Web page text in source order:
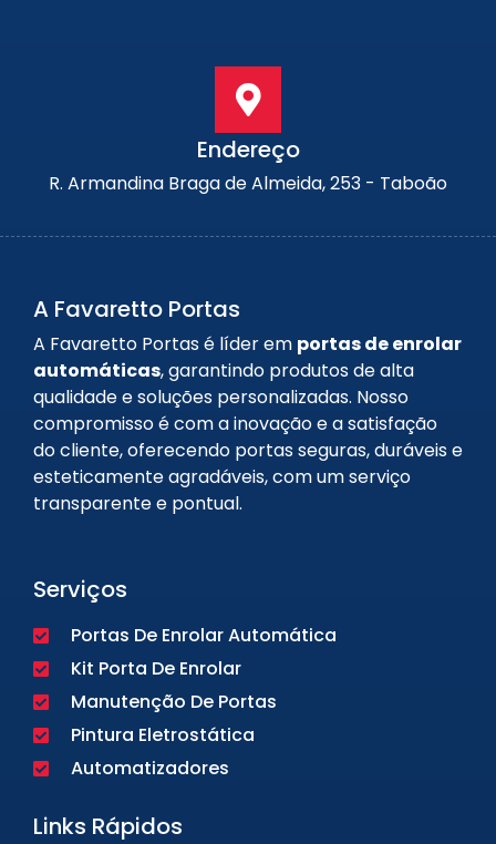
Endereço
R. Armandina Braga de Almeida, 253 - Taboão
A Favaretto Portas
A Favaretto Portas é líder em portas de enrolar
automáticas, garantindo produtos de alta
qualidade e soluções personalizadas. Nosso
compromisso é com a inovação e a satisfação
do cliente, oferecendo portas seguras, duráveis e
esteticamente agradáveis, com um serviço
transparente e pontual.
Serviços
Portas De Enrolar Automática
Kit Porta De Enrolar
Manutenção De Portas
Pintura Eletrostática
Automatizadores
Links Rápidos